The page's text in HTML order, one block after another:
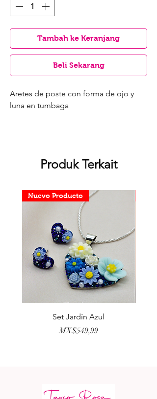
Tambah ke Keranjang
Beli Sekarang
Aretes de poste con forma de ojo y
luna en tumbaga
Produk Terkait
Nuevo Producto
Set Jardín Azul
Harga
MX$549,99